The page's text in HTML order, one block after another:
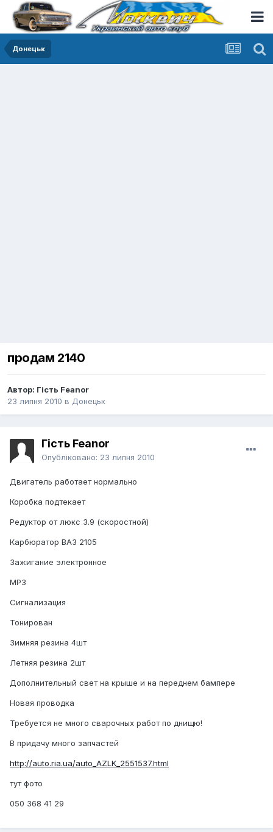
Донецьк
продам 2140
Автор: Гість Feanor
23 липня 2010 в Донецьк
Гість Feanor
Опубліковано: 23 липня 2010
Двигатель работает нормально
Коробка подтекает
Редуктор от люкс 3.9 (скоростной)
Карбюратор ВАЗ 2105
Зажигание электронное
МР3
Сигнализация
Тонирован
Зимняя резина 4шт
Летняя резина 2шт
Дополнительный свет на крыше и на переднем бампере
Новая проводка
Требуется не много сварочных работ по днищю!
В придачу много запчастей
http://auto.ria.ua/auto_AZLK_2551537.html
тут фото
050 368 41 29